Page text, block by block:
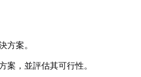
方案。
案，並評估其可行性。